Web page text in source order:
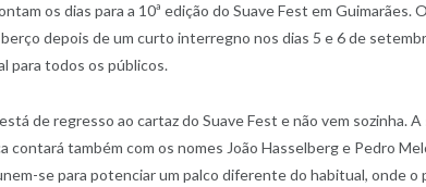
os dias para a 10ª edição do Suave Fest em
depois de um curto interregno nos dias 5 e 6 de
para todos os públicos.
de regresso ao cartaz do Suave Fest e não vem sozinha.
contará também com os nomes João Hasselberg e Pedro
se para potenciar um palco diferente do habitual, onde